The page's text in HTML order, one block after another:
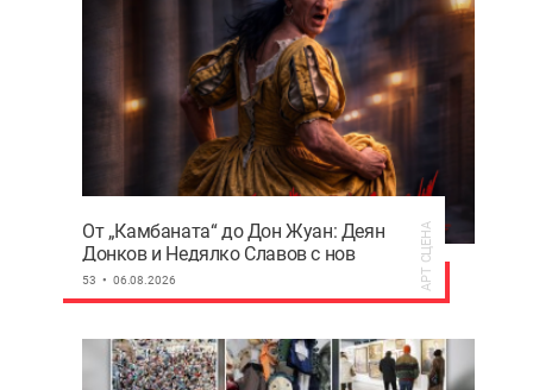
От „Камбаната“ до Дон Жуан: Деян
Донков и Недялко Славов с нов
съвместен проект в Пловдив
53 06.08.2026 АРТ СЦЕНА